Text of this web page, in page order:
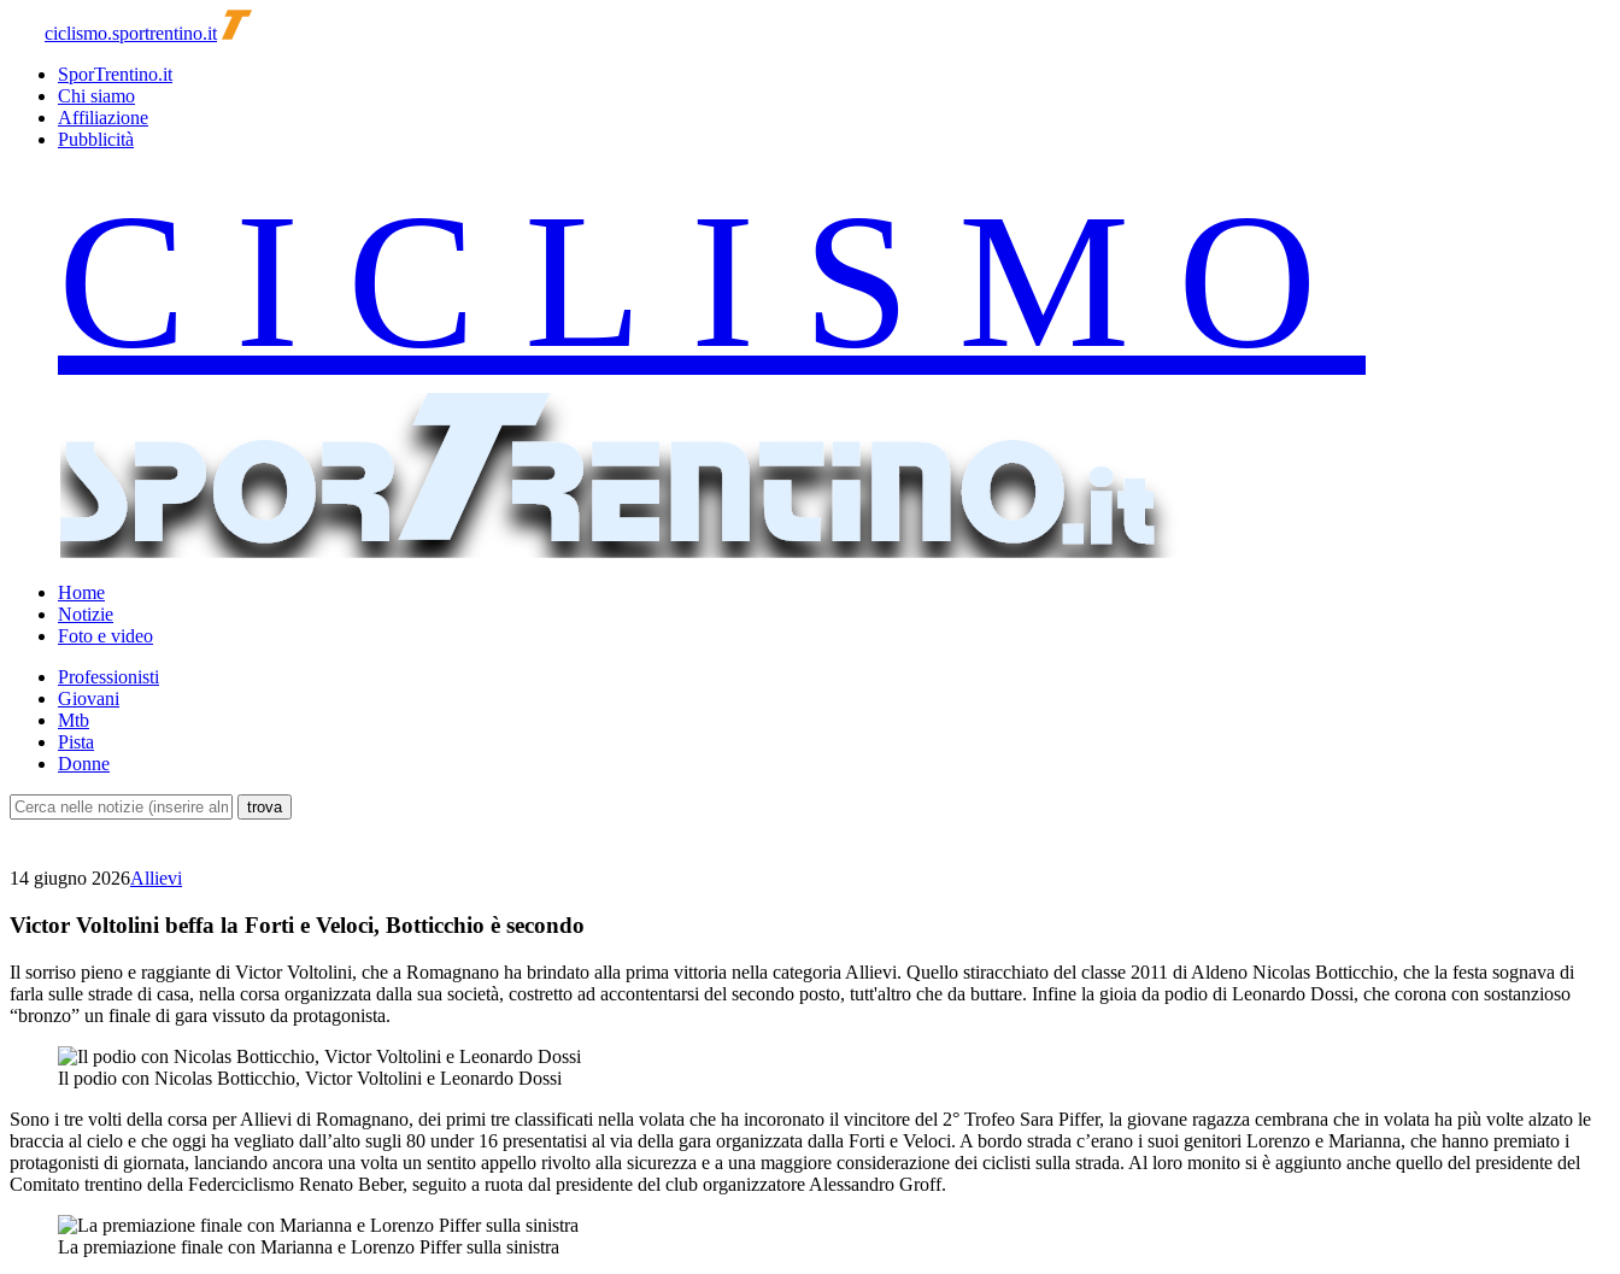
ciclismo.sportrentino.it
SporTrentino.it
Chi siamo
Affiliazione
Pubblicità
Home
Notizie
Foto e video
Professionisti
Giovani
Mtb
Pista
Donne
14 giugno 2026Allievi
Victor Voltolini beffa la Forti e Veloci, Botticchio è secondo
Il sorriso pieno e raggiante di Victor Voltolini, che a Romagnano ha brindato alla prima vittoria nella categoria Allievi. Quello stiracchiato del classe 2011 di Aldeno Nicolas Botticchio, che la festa sognava di
farla sulle strade di casa, nella corsa organizzata dalla sua società, costretto ad accontentarsi del secondo posto, tutt'altro che da buttare. Infine la gioia da podio di Leonardo Dossi, che corona con sostanzioso
“bronzo” un finale di gara vissuto da protagonista.
Il podio con Nicolas Botticchio, Victor Voltolini e Leonardo Dossi
Sono i tre volti della corsa per Allievi di Romagnano, dei primi tre classificati nella volata che ha incoronato il vincitore del 2° Trofeo Sara Piffer, la giovane ragazza cembrana che in volata ha più volte alzato le
braccia al cielo e che oggi ha vegliato dall’alto sugli 80 under 16 presentatisi al via della gara organizzata dalla Forti e Veloci. A bordo strada c’erano i suoi genitori Lorenzo e Marianna, che hanno premiato i
protagonisti di giornata, lanciando ancora una volta un sentito appello rivolto alla sicurezza e a una maggiore considerazione dei ciclisti sulla strada. Al loro monito si è aggiunto anche quello del presidente del
Comitato trentino della Federciclismo Renato Beber, seguito a ruota dal presidente del club organizzatore Alessandro Groff.
La premiazione finale con Marianna e Lorenzo Piffer sulla sinistra